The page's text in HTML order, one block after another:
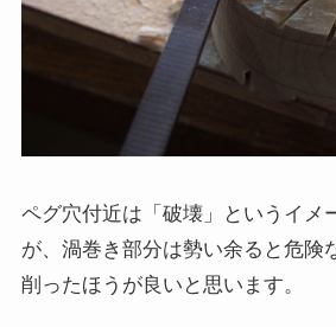
ペグ穴付近は「破壊」というイメ
が、渦巻き部分は勢い余ると危険
削ったほうが良いと思います。